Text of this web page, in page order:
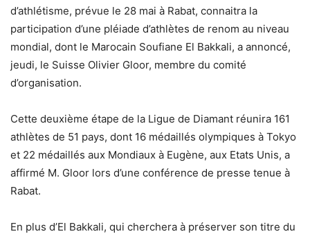
d’athlétisme, prévue le 28 mai à Rabat, connaitra la
participation d’une pléiade d’athlètes de renom au niveau
mondial, dont le Marocain Soufiane El Bakkali, a annoncé,
jeudi, le Suisse Olivier Gloor, membre du comité
d’organisation.
Cette deuxième étape de la Ligue de Diamant réunira 161
athlètes de 51 pays, dont 16 médaillés olympiques à Tokyo
et 22 médaillés aux Mondiaux à Eugène, aux Etats Unis, a
affirmé M. Gloor lors d’une conférence de presse tenue à
Rabat.
En plus d’El Bakkali, qui cherchera à préserver son titre du